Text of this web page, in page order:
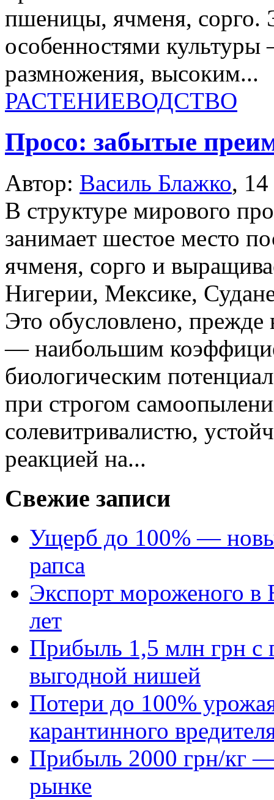
пшеницы, ячменя, сорго.
особенностями
размножения, высоким...
РАСТЕНИЕВОДСТВО
Просо: забытые
Автор: Василь Блажко,
В структуре мирового
занимает шестое место
ячменя, сорго и
Нигерии, Мексике,
Это обусловлено, прежде
— наибольшим
биологическим
при строгом
солевитривалистю,
реакцией на...
Свежие записи
Ущерб до 100% —
рапса
Экспорт мороженого в
лет
Прибыль 1,5 млн грн с
выгодной нишей
Потери до 100%
карантинного
Прибыль 2000 грн/кг —
рынке